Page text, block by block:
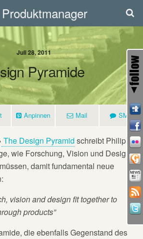
Juli 28, 2011
Pyramide
Anpinnen Mail SMS
The Design Pyramid schreibt Philip
wie Forschung, Vision und Design
damit fundamental neue
vision and design fit together to
products”
die ebenfalls Gegenstand des